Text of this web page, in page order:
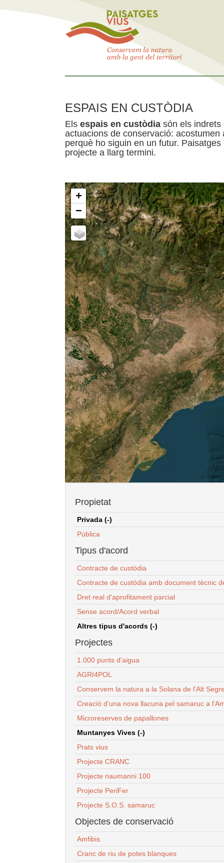
ESPAIS EN CUSTÒDIA
Els espais en custòdia són els indrets
actuacions de conservació:
perquè ho siguin en un futur.
projecte a llarg termini.
+
−
Propietat
Privada (-)
Pública
Tipus d'acord
Contracte de custòdia
Contracte de custòdia amb document tècnic
Dret real d'aprofitament parcial
Sense acord/Acord verbal
Altres tipus d'acords (-)
Projectes
1.000 punts d'aigua
AGRI4POL
Conservem la natura a la Solana de l'Alt
Creació d'una nova llacuna pel samaruc a
Microreserves de papallones
Muntanyes Vives (-)
Prats vius
Projecte CRANC
Projecte naumanni 100
Projecte PeriFer
Projecte S.O.S. samaruc
Objectes de conservació
Amfibis
Cranc de riu de potes blanques